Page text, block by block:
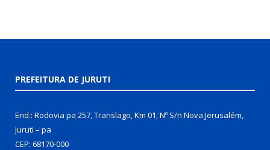
PREFEITURA DE JURUTI
End.: Rodovia pa 257, Translago, Km 01, Nº S/n Nova Jerusalém,
Juruti – pa
CEP: 68170-000